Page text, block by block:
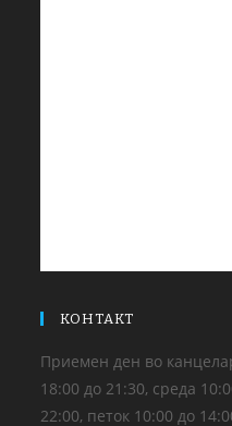
КОНТАКТ
Приемен ден во
18:00 до 21:30, среда
22:00, петок 10:00 до